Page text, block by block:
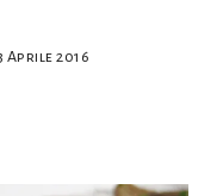
Aprile 2016